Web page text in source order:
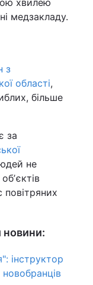
хвилею
медзакладу.
з
області,
більше
за
не
повітряних
новини:
інструктор